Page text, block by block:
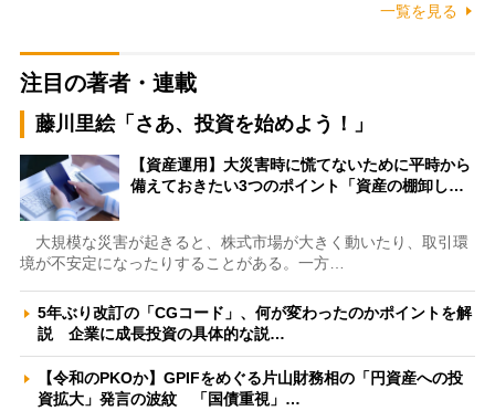
一覧を見る
注目の著者・連載
藤川里絵「さあ、投資を始めよう！」
【資産運用】大災害時に慌てないために平時から
備えておきたい3つのポイント「資産の棚卸し…
大規模な災害が起きると、株式市場が大きく動いたり、取引環
境が不安定になったりすることがある。一方…
5年ぶり改訂の「CGコード」、何が変わったのかポイントを解
説 企業に成長投資の具体的な説…
【令和のPKOか】GPIFをめぐる片山財務相の「円資産への投
資拡大」発言の波紋 「国債重視」…